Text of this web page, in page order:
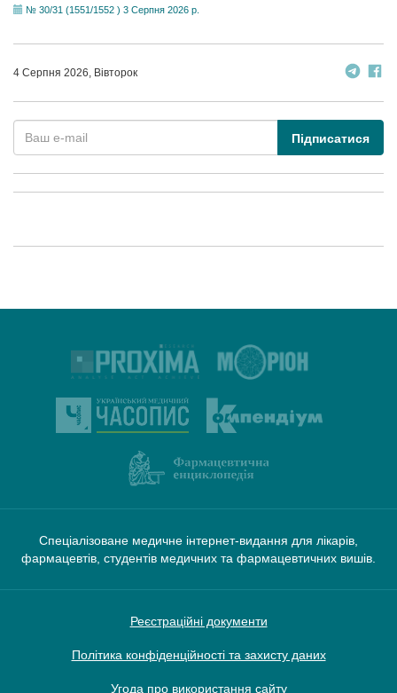
№ 30/31 (1551/1552 ) 3 Серпня 2026 р.
4 Серпня 2026, Вівторок
Підписатися
Спеціалізоване медичне інтернет-видання для лікарів,
фармацевтів, студентів медичних та фармацевтичних вишів.
Реєстраційні документи
Політика конфіденційності та захисту даних
Угода про використання сайту